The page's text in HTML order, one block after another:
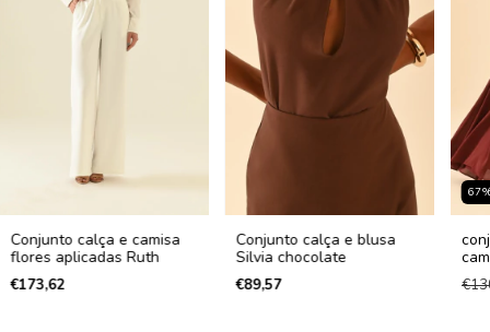
Conjunto calça e camisa
flores aplicadas Ruth
€173,62
Conjunto calça e blusa
Silvia chocolate
€89,57
67